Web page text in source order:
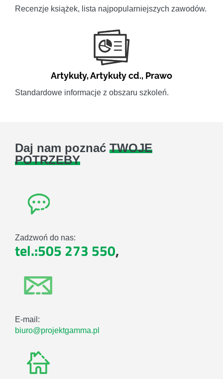
Recenzje książek, lista najpopularniejszych zawodów.
Artykuły,Artykuły cd., Prawo
Standardowe informacje z obszaru szkoleń.
Daj nam poznać TWOJE
POTRZEBY
Zadzwoń do nas:
tel.:505 273 550,
E-mail:
biuro@projektgamma.pl